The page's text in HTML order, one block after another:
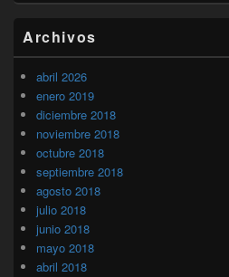
Archivos
abril 2026
enero 2019
diciembre 2018
noviembre 2018
octubre 2018
septiembre 2018
agosto 2018
julio 2018
junio 2018
mayo 2018
abril 2018